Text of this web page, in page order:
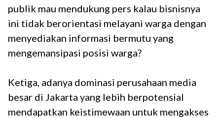
publik mau mendukung pers kalau bisnisnya
ini tidak berorientasi melayani warga dengan
menyediakan informasi bermutu yang
mengemansipasi posisi warga?
Ketiga, adanya dominasi perusahaan media
besar di Jakarta yang lebih berpotensial
mendapatkan keistimewaan untuk mengakses